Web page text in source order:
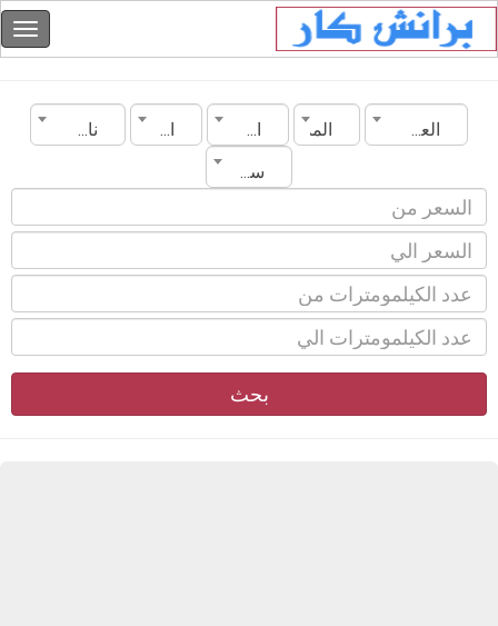
العراق المدينة الماركة الموديل
ناقل الحركة
سنة الصنع
بحث